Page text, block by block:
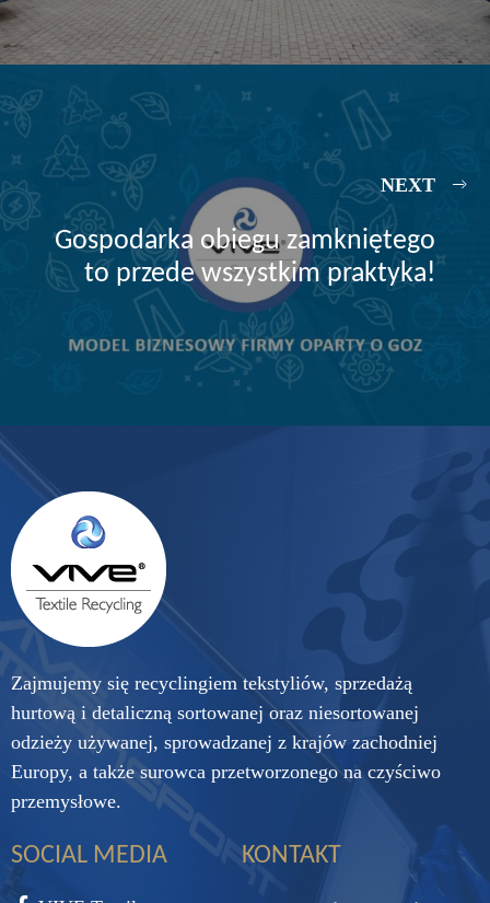
NEXT
Gospodarka obiegu zamkniętego
to przede wszystkim praktyka!
Zajmujemy się recyclingiem tekstyliów, sprzedażą
hurtową i detaliczną sortowanej oraz niesortowanej
odzieży używanej, sprowadzanej z krajów zachodniej
Europy, a także surowca przetworzonego na czyściwo
przemysłowe.
SOCIAL MEDIA KONTAKT